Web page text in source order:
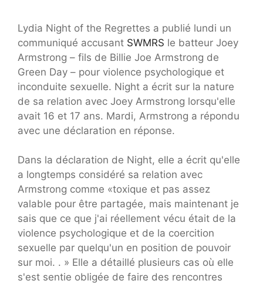
Lydia Night of the Regrettes a publié lundi un
communiqué accusant SWMRS le batteur Joey
Armstrong – fils de Billie Joe Armstrong de
Green Day – pour violence psychologique et
inconduite sexuelle. Night a écrit sur la nature
de sa relation avec Joey Armstrong lorsqu'elle
avait 16 et 17 ans. Mardi, Armstrong a répondu
avec une déclaration en réponse.
Dans la déclaration de Night, elle a écrit qu'elle
a longtemps considéré sa relation avec
Armstrong comme «toxique et pas assez
valable pour être partagée, mais maintenant je
sais que ce que j'ai réellement vécu était de la
violence psychologique et de la coercition
sexuelle par quelqu'un en position de pouvoir
sur moi. . » Elle a détaillé plusieurs cas où elle
s'est sentie obligée de faire des rencontres